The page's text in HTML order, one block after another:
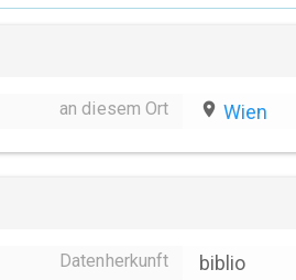
an diesem Ort place Wien
Datenherkunft biblio